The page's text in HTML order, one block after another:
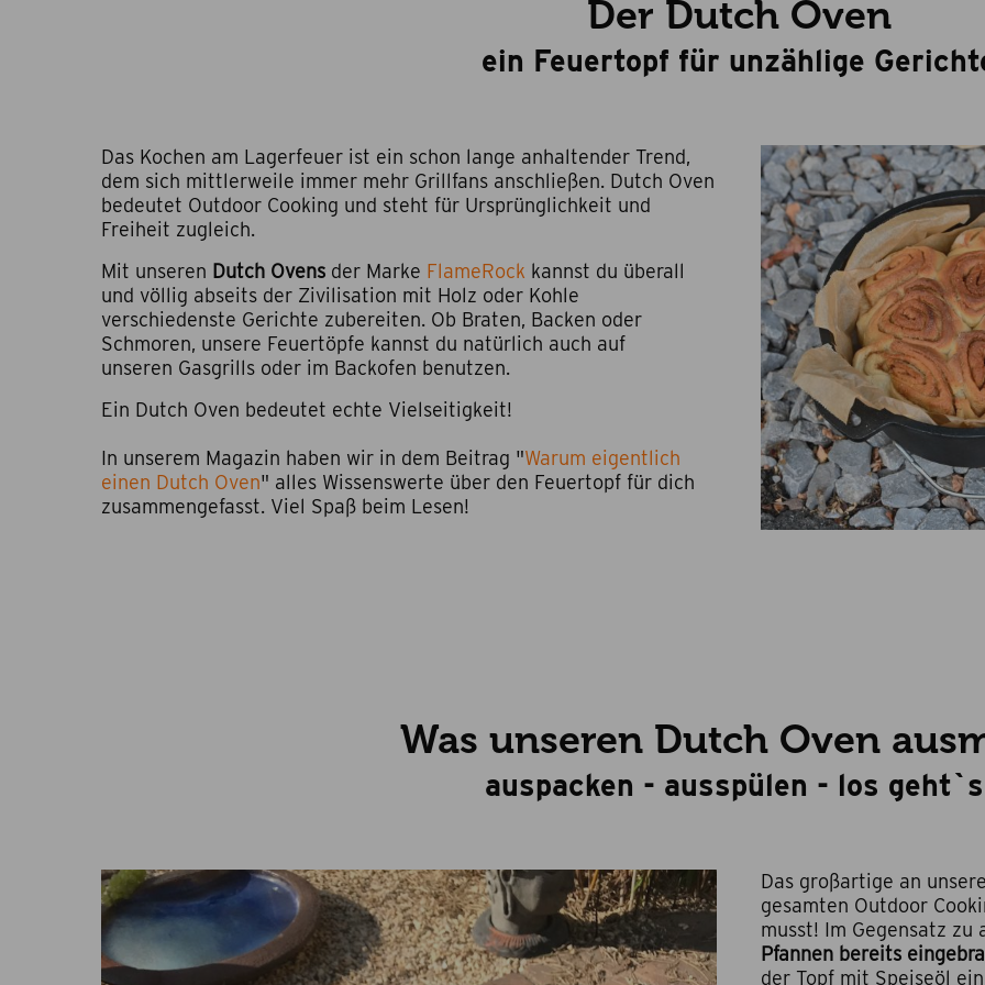
Der Dutch Oven
ein Feuertopf für unzählige
Das Kochen am Lagerfeuer ist ein schon lange anhaltender Trend,
dem sich mittlerweile immer mehr Grillfans anschließen. Dutch Oven
bedeutet Outdoor Cooking und steht für Ursprünglichkeit und
Freiheit zugleich.
Mit unseren Dutch Ovens der Marke FlameRock kannst du überall
und völlig abseits der Zivilisation mit Holz oder Kohle
verschiedenste Gerichte zubereiten. Ob Braten, Backen oder
Schmoren, unsere Feuertöpfe kannst du natürlich auch auf
unseren Gasgrills oder im Backofen benutzen.
Ein Dutch Oven bedeutet echte Vielseitigkeit!
In unserem Magazin haben wir in dem Beitrag "Warum eigentlich
einen Dutch Oven" alles Wissenswerte über den Feuertopf für dich
zusammengefasst. Viel Spaß beim Lesen!
Was unseren Dutch Oven
auspacken - ausspülen - los
Das großartige an
gesamten Outdoor
musst! Im Gegensatz
Pfannen bereits
der Topf mit Speiseöl